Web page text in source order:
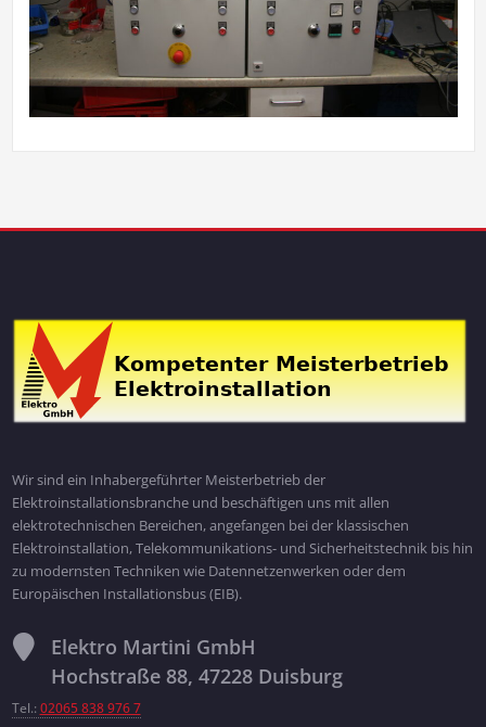
Wir sind ein Inhabergeführter Meisterbetrieb der
Elektroinstallationsbranche und beschäftigen uns mit allen
elektrotechnischen Bereichen, angefangen bei der klassischen
Elektroinstallation, Telekommunikations- und Sicherheitstechnik bis hin
zu modernsten Techniken wie Datennetzenwerken oder dem
Europäischen Installationsbus (EIB).
Elektro Martini GmbH
Hochstraße 88, 47228 Duisburg
Tel.: 02065 838 976 7